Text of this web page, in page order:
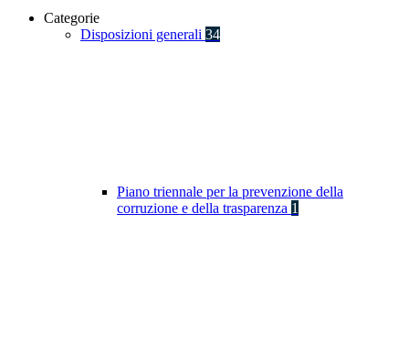
Categorie
Disposizioni generali 34
Piano triennale per la prevenzione della
corruzione e della trasparenza 1